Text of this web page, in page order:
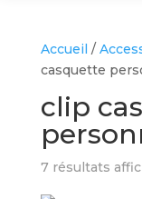
Accueil /
casquette
clip
7 résultats